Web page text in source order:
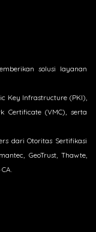
solusi layanan
Key Infrastructure (PKI),
Certificate (VMC), serta
dari Otoritas Sertifikasi
GeoTrust, Thawte,